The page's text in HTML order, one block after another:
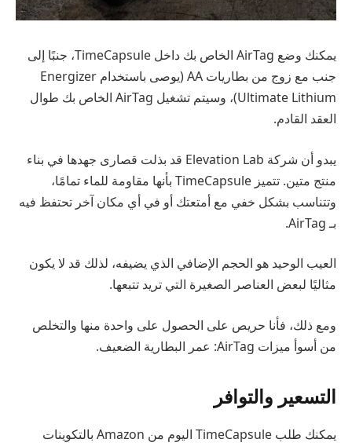
يمكنك وضع AirTag الخاص بك داخل TimeCapsule، جنبًا إلى
جنب مع زوج من بطاريات AA (يوصى باستخدام Energizer
Ultimate Lithium)، وسيتم تشغيل AirTag الخاص بك طوال
العقد القادم.
يبدو أن شركة Elevation Lab قد بذلت قصارى جهدها في بناء
منتج متين. تتميز TimeCapsule بأنها مقاومة للماء تمامًا،
وتتناسب بشكل خفي مع أمتعتك أو في أي مكان آخر تحتفظ فيه
بـ AirTag.
العيب الوحيد هو الحجم الإضافي الذي يضيفه، لذلك قد لا يكون
مثاليًا لبعض العناصر الصغيرة التي تريد تتبعها.
ومع ذلك، فأنا حريص على الحصول على واحدة منها والتخلص
من أسوأ ميزات AirTag: عمر البطارية الضعيف.
التسعير والتوافر
يمكنك طلب TimeCapsule اليوم من Amazon بالتكوينات